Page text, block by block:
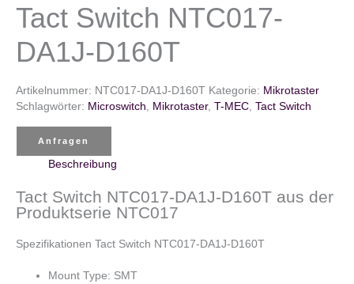
Tact Switch NTC017-
DA1J-D160T
Artikelnummer: NTC017-DA1J-D160T Kategorie: Mikrotaster
Schlagwörter: Microswitch, Mikrotaster, T-MEC, Tact Switch
Anfragen
Beschreibung
Tact Switch NTC017-DA1J-D160T aus der
Produktserie NTC017
Spezifikationen Tact Switch NTC017-DA1J-D160T
Mount Type: SMT